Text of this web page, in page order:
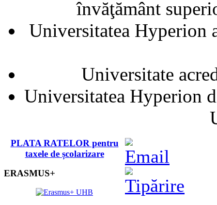
învăţământ
Universitatea Hyperion
Universitate
Universitatea Hyperion
PLATA RATELOR pentru
taxele de școlarizare
ERASMUS+